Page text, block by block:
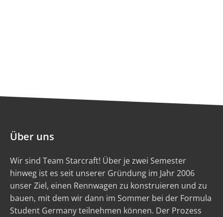
Über uns
Wir sind Team Starcraft! Über je zwei Semester
hinweg ist es seit unserer Gründung im Jahr 2006
unser Ziel, einen Rennwagen zu konstruieren und zu
bauen, mit dem wir dann im Sommer bei der Formula
Student Germany teilnehmen können. Der Prozess